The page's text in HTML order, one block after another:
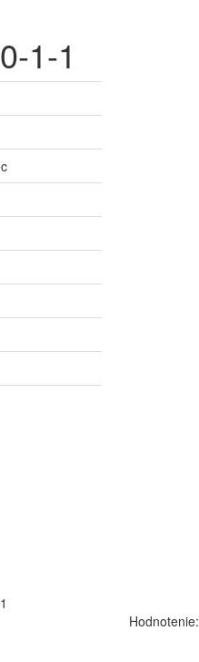
1-1
Hodnotenie: